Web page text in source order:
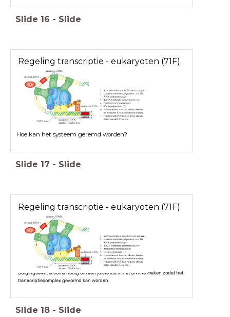
Slide 16 - Slide
Regeling transcriptie - eukaryoten (71F)
HoHH
Hoe kan het systeem geremd worden?
Slide 17 - Slide
Regeling transcriptie - eukaryoten (71F)
Buigingseiwit is soms nodig om een juiste lus in het DNA te maken zodat het
transcriptiecomplex gevormd kan worden.
Slide 18 - Slide